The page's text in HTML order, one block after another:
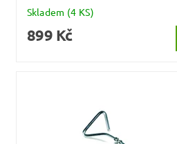
Skladem (4 KS)
899 Kč